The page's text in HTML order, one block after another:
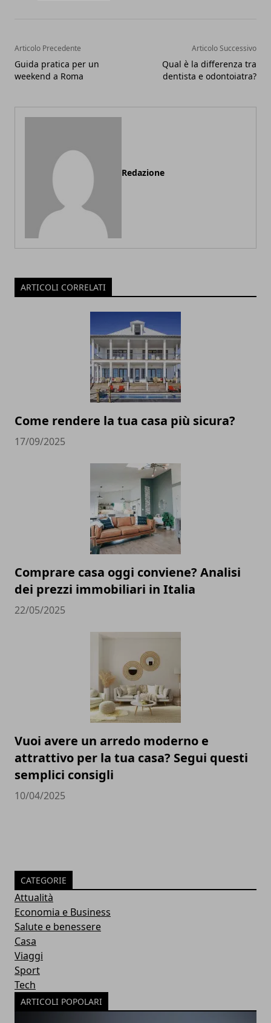
Articolo Precedente
Guida pratica per un
weekend a Roma
Articolo Successivo
Qual è la differenza tra
dentista e odontoiatra?
Redazione
ARTICOLI CORRELATI
Come rendere la tua casa più sicura?
17/09/2025
Comprare casa oggi conviene? Analisi
dei prezzi immobiliari in Italia
22/05/2025
Vuoi avere un arredo moderno e
attrattivo per la tua casa? Segui questi
semplici consigli
10/04/2025
CATEGORIE
Attualità
Economia e Business
Salute e benessere
Casa
Viaggi
Sport
Tech
ARTICOLI POPOLARI